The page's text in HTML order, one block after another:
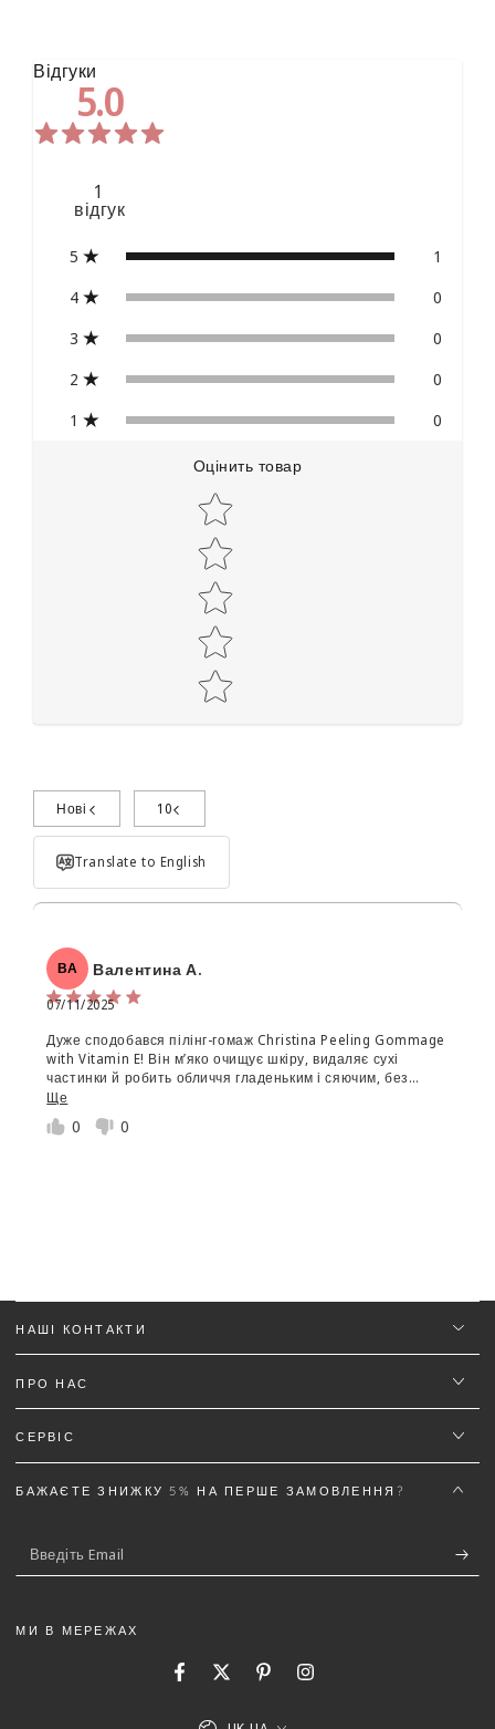
Відгуки
5.0
1
відгук
5
1
4
0
3
0
2
0
1
0
Оцінить товар
Star rating
Поділиться досвідом використання
Об'єм:
Star rating
Email
Нові 10
Translate to English
ВА Валентина А.
07/11/2025
Дуже сподобався пілінг-гомаж Christina Peeling Gommage
with Vitamin E! Він м’яко очищує шкіру, видаляє сухі
частинки й робить обличчя гладеньким і сяючим, без
подразнення. Завдяки вітаміну Е шкіра після процедури
не пересушена, а навпаки — м’яка, ніжна й зволожена.
Ще
0 0
НАШІ КОНТАКТИ
ПРО НАС
СЕРВІС
БАЖАЄТЕ ЗНИЖКУ 5% НА ПЕРШЕ ЗАМОВЛЕННЯ?
Введіть
Email
МИ В МЕРЕЖАХ
FacebookTwitterPinterestInstagram
Мова